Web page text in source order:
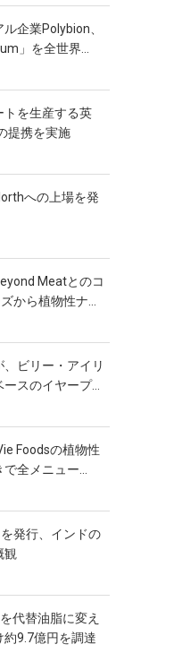
企業Polybion、
」を全世界...
トを生産する英
提携を実施
への上場を発
Meatとのコ
から植物性ナ...
ビリー・アイリ
スのイヤープ...
Foodsの植物性
全メニュー...
発行、インドの
観
代替油脂に変え
9.7億円を調達